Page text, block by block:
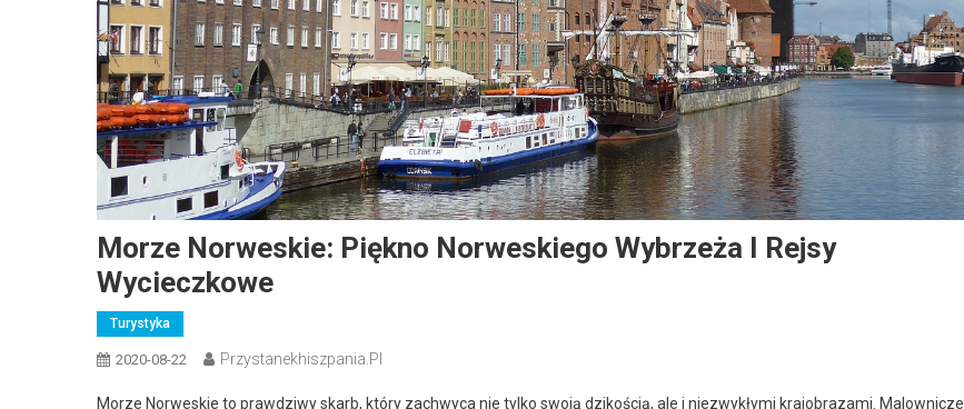
Morze Norweskie: Piękno Norweskiego Wybrzeża I Rejsy
Wycieczkowe
Turystyka
2020-08-22 Przystanekhiszpania.pl
Morze Norweskie to prawdziwy skarb, który zachwyca nie tylko swoją dzikością, ale i niezwykłymi krajobrazami. Malownicze